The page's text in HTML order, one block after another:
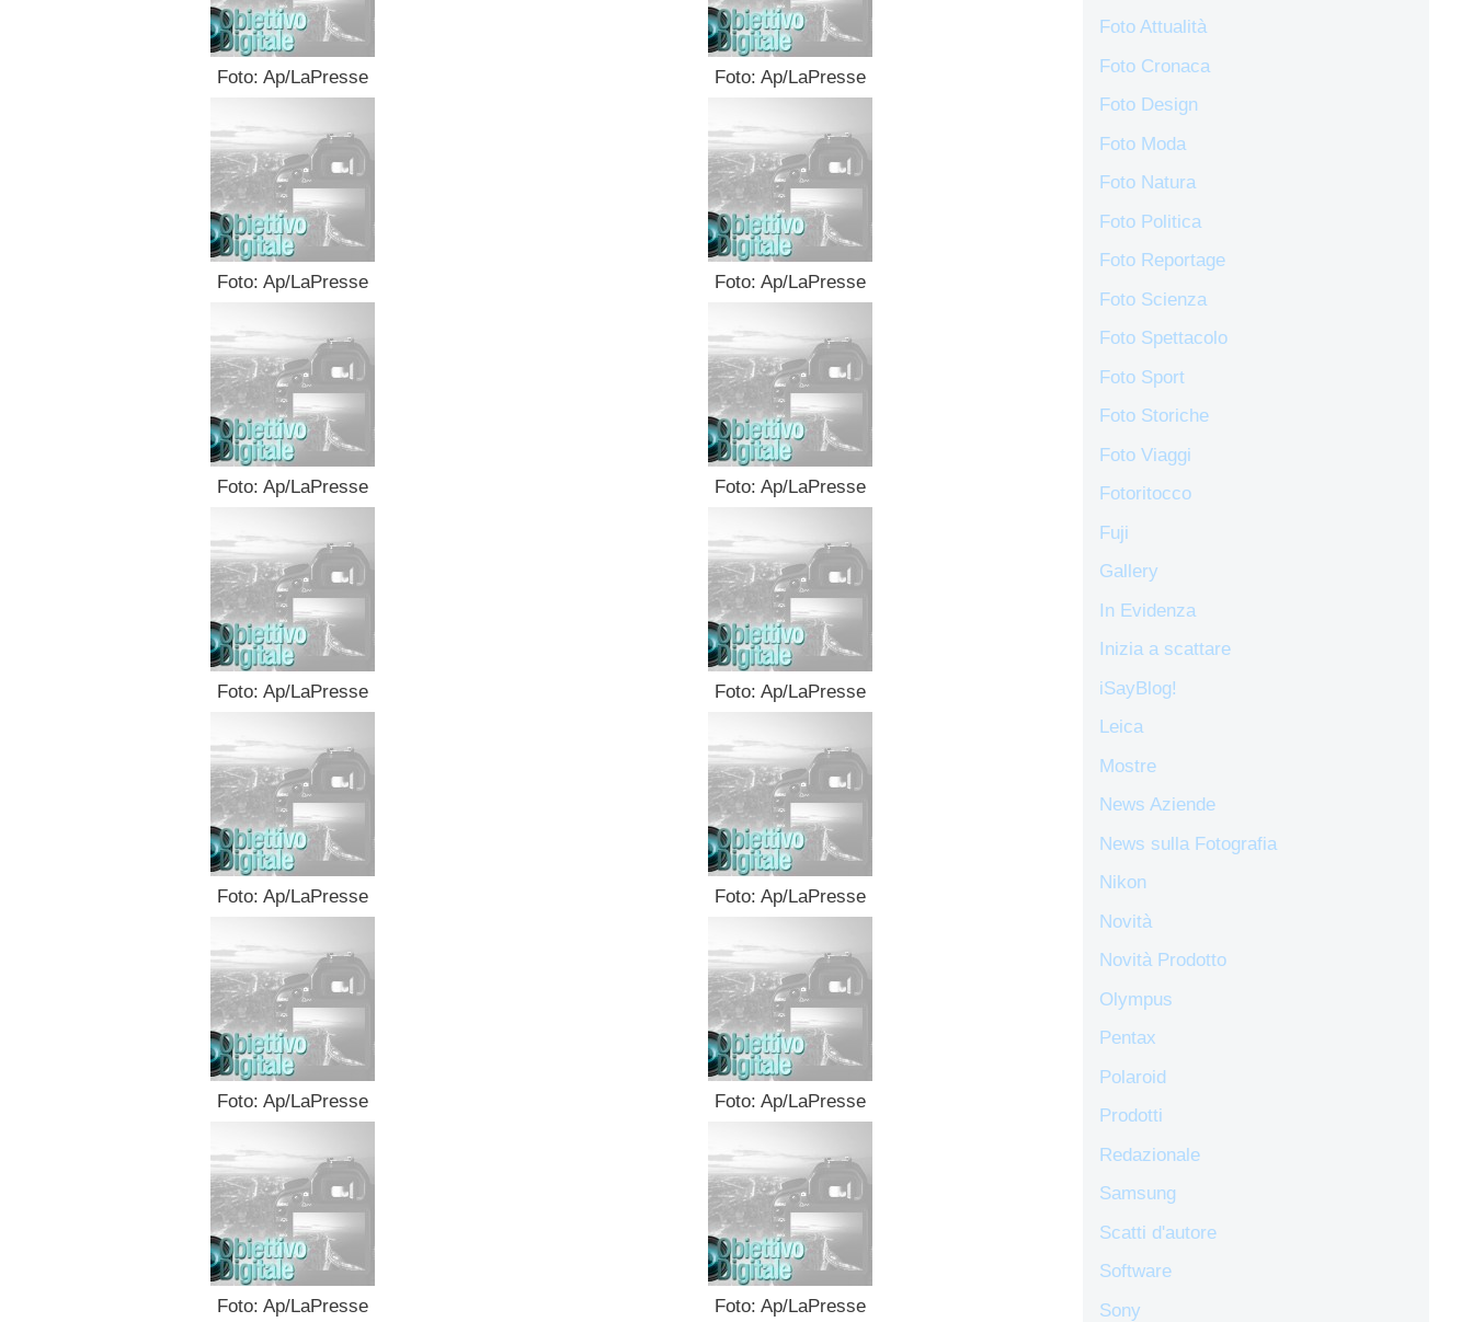
Foto: Ap/LaPresse Foto: Ap/LaPresse
Foto: Ap/LaPresse Foto: Ap/LaPresse
Foto: Ap/LaPresse Foto: Ap/LaPresse
Foto: Ap/LaPresse Foto: Ap/LaPresse
Foto: Ap/LaPresse Foto: Ap/LaPresse
Foto: Ap/LaPresse Foto: Ap/LaPresse
Foto: Ap/LaPresse Foto: Ap/LaPresse
Foto Attualità
Foto Cronaca
Foto Design
Foto Moda
Foto Natura
Foto Politica
Foto Reportage
Foto Scienza
Foto Spettacolo
Foto Sport
Foto Storiche
Foto Viaggi
Fotoritocco
Fuji
Gallery
In Evidenza
Inizia a scattare
iSayBlog!
Leica
Mostre
News Aziende
News sulla Fotografia
Nikon
Novità
Novità Prodotto
Olympus
Pentax
Polaroid
Prodotti
Redazionale
Samsung
Scatti d'autore
Software
Sony